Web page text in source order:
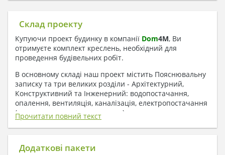
Склад проекту
Купуючи проект будинку в компанії Dom4M, Ви
отримуєте комплект креслень, необхідний для
проведення будівельних робіт.
В основному складі наш проект містить Пояснювальну
записку та три великих розділи - Архітектурний,
Конструктивний та Інженерний: водопостачання,
опалення, вентиляція, каналізація, електропостачання
( купується за додаткову плату ).
1. До складу Архітектурного розділу
входять:
Прочитати повний текст
Додаткові пакети